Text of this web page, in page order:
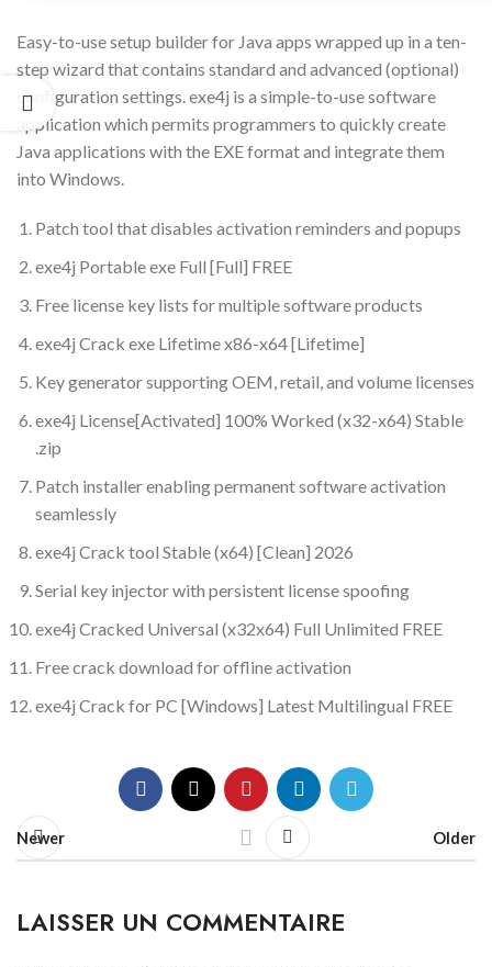
Easy-to-use setup builder for Java apps wrapped up in a ten-
step wizard that contains standard and advanced (optional)
configuration settings. exe4j is a simple-to-use software
application which permits programmers to quickly create
Java applications with the EXE format and integrate them
into Windows.
Patch tool that disables activation reminders and popups
exe4j Portable exe Full [Full] FREE
Free license key lists for multiple software products
exe4j Crack exe Lifetime x86-x64 [Lifetime]
Key generator supporting OEM, retail, and volume licenses
exe4j License[Activated] 100% Worked (x32-x64) Stable
.zip
Patch installer enabling permanent software activation
seamlessly
exe4j Crack tool Stable (x64) [Clean] 2026
Serial key injector with persistent license spoofing
exe4j Cracked Universal (x32x64) Full Unlimited FREE
Free crack download for offline activation
exe4j Crack for PC [Windows] Latest Multilingual FREE
Newer Older
LAISSER UN COMMENTAIRE